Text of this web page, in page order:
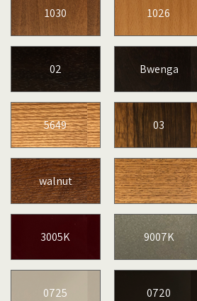
1026
1030
Bwenga
02
03
5649
walnut
9007K
3005K
0720
0725